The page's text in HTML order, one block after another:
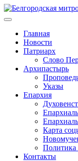
Главная
Новости
Патриарх
Слово
Архипастырь
Указы
Епархия
Карта
Политика
Контакты